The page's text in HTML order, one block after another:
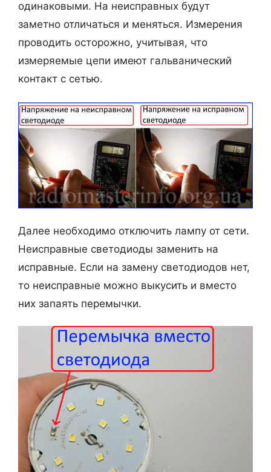
одинаковыми. На неисправных будут
заметно отличаться и меняться. Измерения
проводить осторожно, учитывая, что
измеряемые цепи имеют гальванический
контакт с сетью.
Далее необходимо отключить лампу от сети.
Неисправные светодиоды заменить на
исправные. Если на замену светодиодов нет,
то неисправные можно выкусить и вместо
них запаять перемычки.